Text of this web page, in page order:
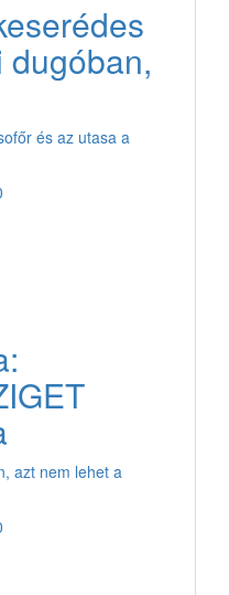
dugóban,
és az utasa a
azt nem lehet a